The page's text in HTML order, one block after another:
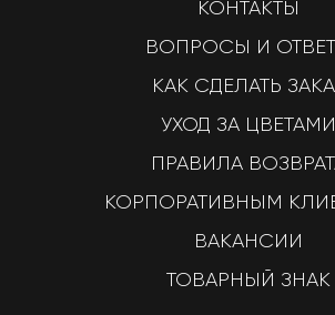
КОНТАКТЫ
ВОПРОСЫ И
КАК СДЕЛАТЬ
УХОД ЗА ЦВЕТАМИ
ПРАВИЛА
КОРПОРАТИВНЫМ
ВАКАНСИИ
ТОВАРНЫЙ ЗНАК